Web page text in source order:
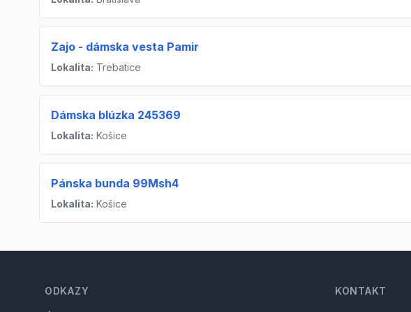
Zajo - dámska vesta Pamir
Lokalita: Trebatice
Dámska blúzka 245369
Lokalita: Košice
Pánska bunda 99Msh4
Lokalita: Košice
ODKAZY KONTAKT